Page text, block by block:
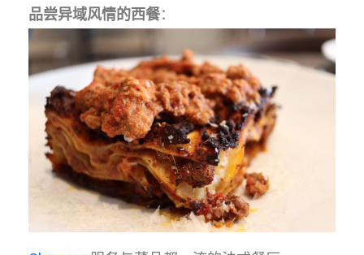
品尝异域风情的西餐：